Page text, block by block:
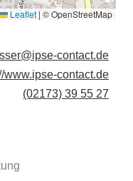
Leaflet | © OpenStreetMap
contact.de
www.ipse-contact.de
(02173) 39 55 27